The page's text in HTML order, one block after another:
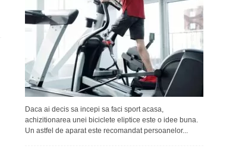
Daca ai decis sa incepi sa faci sport acasa,
achizitionarea unei biciclete eliptice este o idee buna.
Un astfel de aparat este recomandat persoanelor...